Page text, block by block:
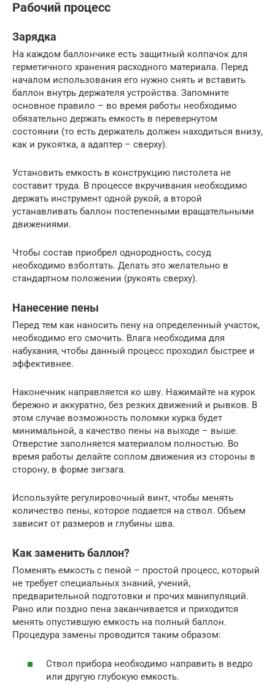
Рабочий процесс
Зарядка
На каждом баллончике есть защитный колпачок для
герметичного хранения расходного материала. Перед
началом использования его нужно снять и вставить
баллон внутрь держателя устройства. Запомните
основное правило – во время работы необходимо
обязательно держать емкость в перевернутом
состоянии (то есть держатель должен находиться внизу,
как и рукоятка, а адаптер – сверху).
Установить емкость в конструкцию пистолета не
составит труда. В процессе вкручивания необходимо
держать инструмент одной рукой, а второй
устанавливать баллон постепенными вращательными
движениями.
Чтобы состав приобрел однородность, сосуд
необходимо взболтать. Делать это желательно в
стандартном положении (рукоять сверху).
Нанесение пены
Перед тем как наносить пену на определенный участок,
необходимо его смочить. Влага необходима для
набухания, чтобы данный процесс проходил быстрее и
эффективнее.
Наконечник направляется ко шву. Нажимайте на курок
бережно и аккуратно, без резких движений и рывков. В
этом случае возможность поломки курка будет
минимальной, а качество пены на выходе – выше.
Отверстие заполняется материалом полностью. Во
время работы делайте соплом движения из стороны в
сторону, в форме зигзага.
Используйте регулировочный винт, чтобы менять
количество пены, которое подается на ствол. Объем
зависит от размеров и глубины шва.
Как заменить баллон?
Поменять емкость с пеной – простой процесс, который
не требует специальных знаний, учений,
предварительной подготовки и прочих манипуляций.
Рано или поздно пена заканчивается и приходится
менять опустившую емкость на полный баллон.
Процедура замены проводится таким образом:
Ствол прибора необходимо направить в ведро
или другую глубокую емкость.